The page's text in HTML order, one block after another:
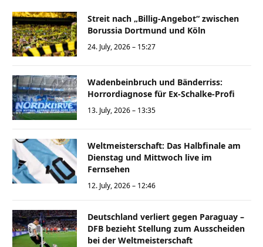
Streit nach „Billig-Angebot“ zwischen
Borussia Dortmund und Köln
24. July, 2026 – 15:27
Wadenbeinbruch und Bänderriss:
Horrordiagnose für Ex-Schalke-Profi
13. July, 2026 – 13:35
Weltmeisterschaft: Das Halbfinale am
Dienstag und Mittwoch live im
Fernsehen
12. July, 2026 – 12:46
Deutschland verliert gegen Paraguay –
DFB bezieht Stellung zum Ausscheiden
bei der Weltmeisterschaft